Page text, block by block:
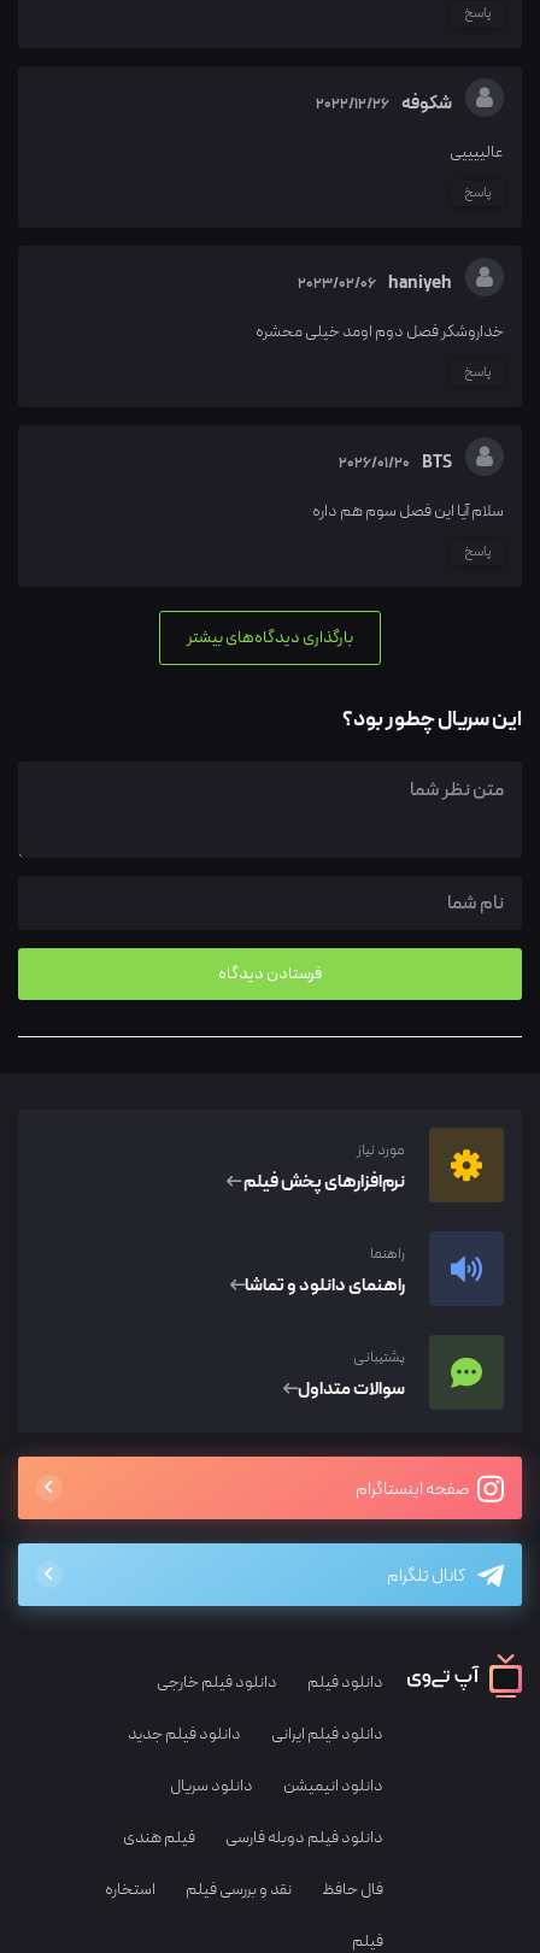
پاسخ
شکوفه 2022/12/26
عالییییی
پاسخ
haniyeh
2023/02/06
خداروشکر فصل دوم اومد خیلی محشره
پاسخ
BTS
2026/01/20
سلام آیا این فصل سوم هم داره
پاسخ
بارگذاری دیدگاه‌های بیشتر
این سریال چطور بود؟
مورد نیاز
نرم‌افزار‌های پخش فیلم
راهنما
راهنمای دانلود و تماشا
پشتیبانی
سوالات متداول
صفحه اینستاگرام
کانال تلگرام
دانلود فیلم دانلود فیلم خارجی
دانلود فیلم ایرانی دانلود فیلم جدید
دانلود انیمیشن دانلود سریال
دانلود فیلم دوبله فارسی فیلم هندی
فال حافظ نقد و بررسی فیلم استخاره
فیلم